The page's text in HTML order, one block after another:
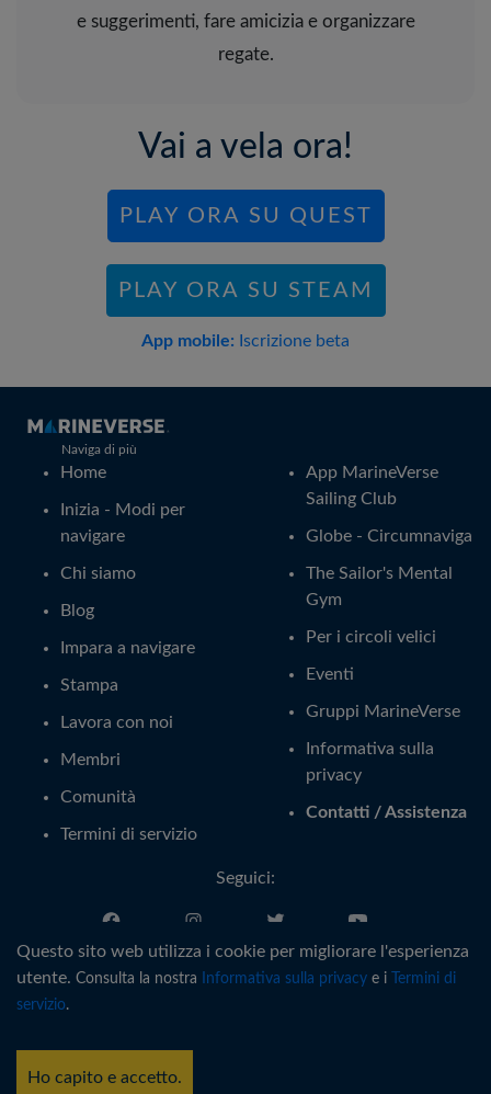
e suggerimenti, fare amicizia e organizzare
regate.
Vai a vela ora!
PLAY ORA SU QUEST
PLAY ORA SU STEAM
App mobile: Iscrizione beta
Naviga di più
Home
Inizia - Modi per
navigare
Chi siamo
Blog
Impara a navigare
Stampa
Lavora con noi
Membri
Comunità
Termini di servizio
App MarineVerse
Sailing Club
Globe - Circumnaviga
The Sailor's Mental
Gym
Per i circoli velici
Eventi
Gruppi MarineVerse
Informativa sulla
privacy
Contatti / Assistenza
Seguici:
Italiano
Questo sito web utilizza i cookie per migliorare l'esperienza
utente. Consulta la nostra Informativa sulla privacy e i
Termini di
servizio.
Ho capito e accetto.